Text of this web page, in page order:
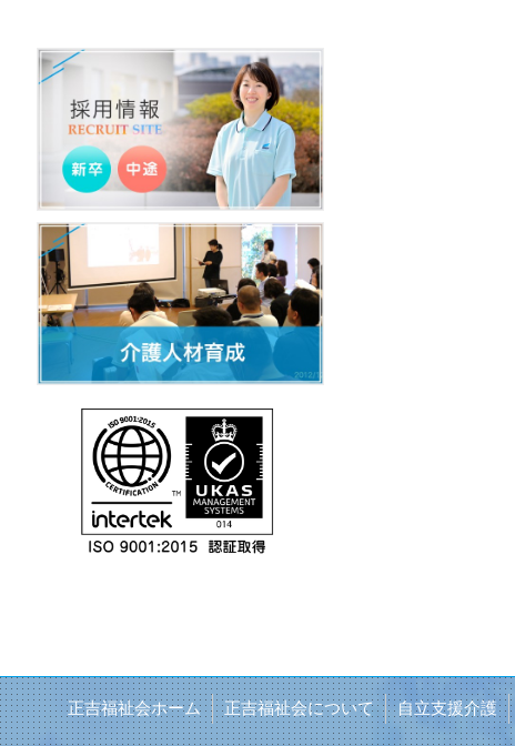
正吉福祉会ホーム 正吉福祉会について 自立支援介護